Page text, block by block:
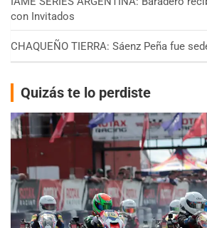
con Invitados
CHAQUEÑO TIERRA: Sáenz Peña fue
Quizás te lo perdiste